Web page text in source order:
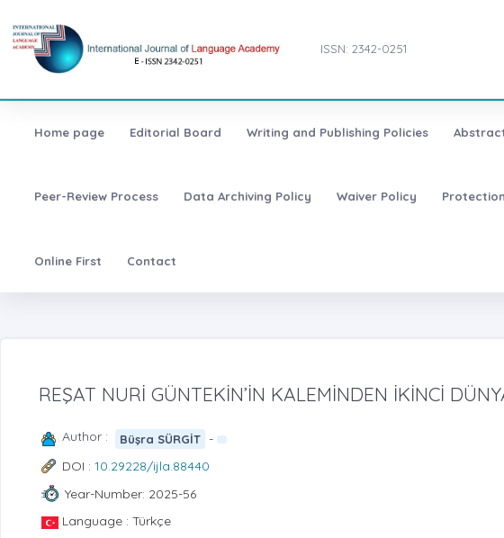
ISSN: 2342-0251
Home page Editorial Board Writing and Publishing Policies
Peer-Review Process Data Archiving Policy Waiver Policy
Online First Contact
REŞAT NURİ GÜNTEKİN’İN KALEMİNDEN İKİNCİ
Author : Büşra SÜRGİT
-
DOI : 10.29228/ijla.88440
Year-Number: 2025-56
Language : Türkçe